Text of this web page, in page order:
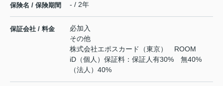
保険名 / 保険期間 - / 2年
保証会社 / 料金
必加入
その他
株式会社エポスカード（東京） ROOM
iD（個人）保証料：保証人有30% 無40%
（法人）40%